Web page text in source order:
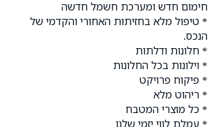
חימום חדש ומערכת חשמל חדשה
* טיפול מלא בחזיתות האחורי והקדמי של
הנכס.
* חלונות ודלתות
* וילונות בכל החלונות
* פיקוח פרויקט
* ריהוט מלא
* כל מוצרי המטבח
* עמלת לווי יזמי שלנו